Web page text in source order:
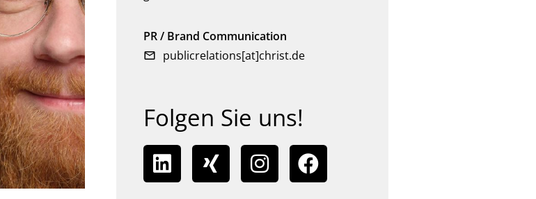
PR / Brand Communication
publicrelations[at]christ.de
Folgen Sie uns!